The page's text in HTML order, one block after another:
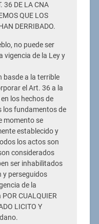
36 DE LA CNA
QUE LOS
DERRIBADO.
no puede ser
vigencia de la Ley y
basde a la terrible
el Art. 36 a la
los hechos de
los fundamentos de
momento se
establecido y
los actos son
considerados
ser inhabilitados
y perseguidos
de la
CUALQUIER
LICITO Y